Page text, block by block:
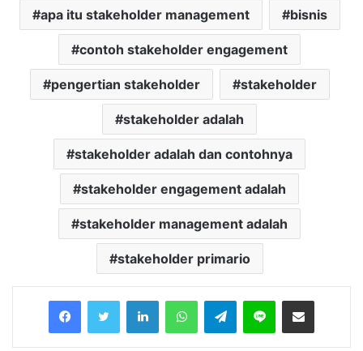
apa itu stakeholder management bisnis
contoh stakeholder engagement
pengertian stakeholder stakeholder
stakeholder adalah
stakeholder adalah dan contohnya
stakeholder engagement adalah
stakeholder management adalah
stakeholder primario
Telegram